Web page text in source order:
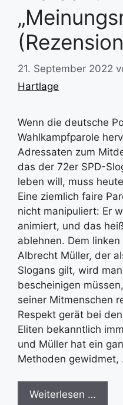
21. September 2022
Hartlage
Wenn die deutsche
Wahlkampfparole
Adressaten zum
das der 72er SPD-
leben will, muss
Eine ziemlich faire
nicht manipuliert: Er
animiert, und das
ablehnen. Dem
Albrecht Müller, der
Slogans gilt, wird
bescheinigen
seiner Mitmenschen
Respekt gerät bei
Eliten bekanntlich
und Müller hat ein
Methoden gewidmet,
Weiterlesen …